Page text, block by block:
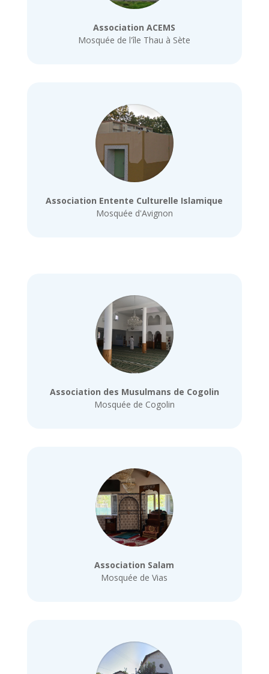
Association ACEMS
Mosquée de l'île Thau à Sète
Association Entente Culturelle Islamique
Mosquée d'Avignon
Association des Musulmans de Cogolin
Mosquée de Cogolin
Association Salam
Mosquée de Vias